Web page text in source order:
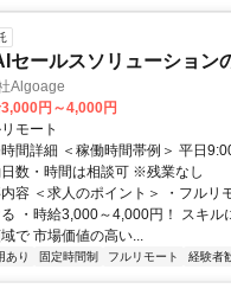
セールスソリューション
Algoage
円～4,000円
モート
間詳細 ＜稼働時間帯例＞ 平日
数・時間は相談可 ※残業なし
容 ＜求人のポイント＞ ・フルリ
・時給3,000～4,000円！ スキ
で 市場価値の高い...
あり 固定時間制 フルリモート 経験者